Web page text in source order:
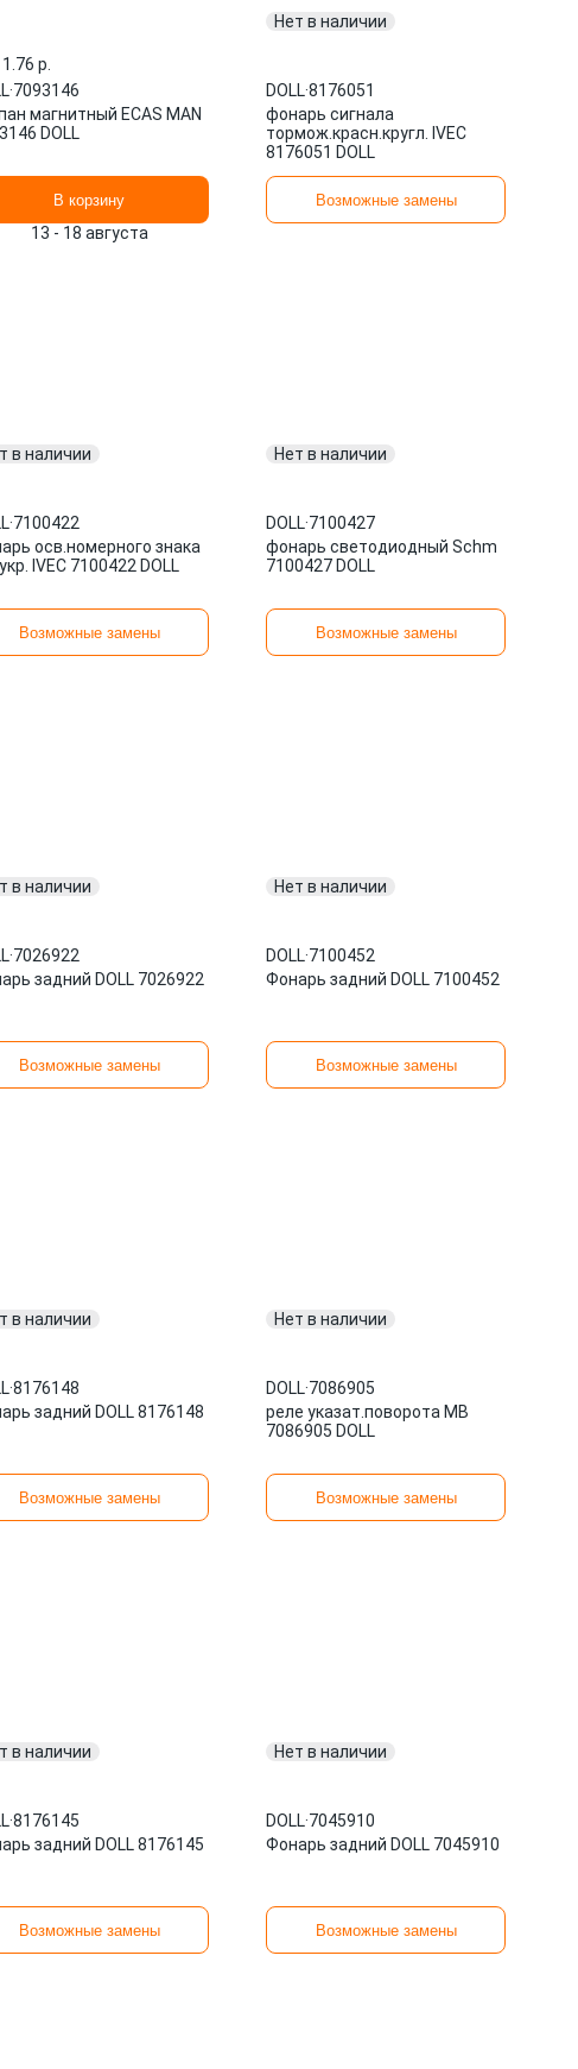
p.
·7093146
магнитный ECAS MAN
DOLL
В корзину
13 - 18 августа
Нет в наличии
DOLL·8176051
фонарь сигнала
тормож.красн.кругл. IVEC
8176051 DOLL
Возможные замены
в наличии
·7100422
осв.номерного знака
IVEC 7100422 DOLL
Возможные замены
Нет в наличии
DOLL·7100427
фонарь светодиодный Schm
7100427 DOLL
Возможные замены
в наличии
·7026922
задний DOLL 7026922
Возможные замены
Нет в наличии
DOLL·7100452
Фонарь задний DOLL 7100452
Возможные замены
в наличии
·8176148
задний DOLL 8176148
Возможные замены
Нет в наличии
DOLL·7086905
реле указат.поворота MB
7086905 DOLL
Возможные замены
в наличии
·8176145
задний DOLL 8176145
Возможные замены
Нет в наличии
DOLL·7045910
Фонарь задний DOLL 7045910
Возможные замены